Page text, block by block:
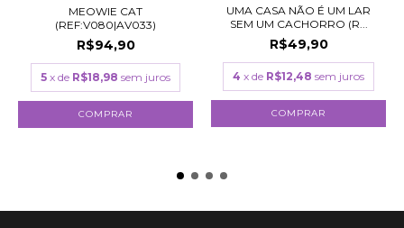
MEOWIE CAT
(REF:V080|AV033)
R$94,90
5 x de R$18,98 sem juros
COMPRAR
UMA CASA NÃO É UM LAR
SEM UM CACHORRO (R...
R$49,90
4 x de R$12,48 sem juros
COMPRAR